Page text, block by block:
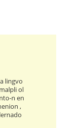
lingvo
ol
n en
,